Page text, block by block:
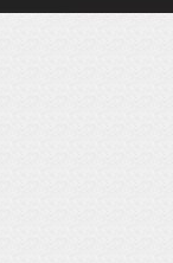
pour cette